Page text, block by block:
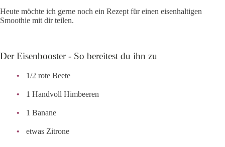
Heute möchte ich gerne noch ein Rezept für einen eisenhaltigen
Smoothie mit dir teilen.
Der Eisenbooster - So bereitest du ihn zu
1/2 rote Beete
1 Handvoll Himbeeren
1 Banane
etwas Zitrone